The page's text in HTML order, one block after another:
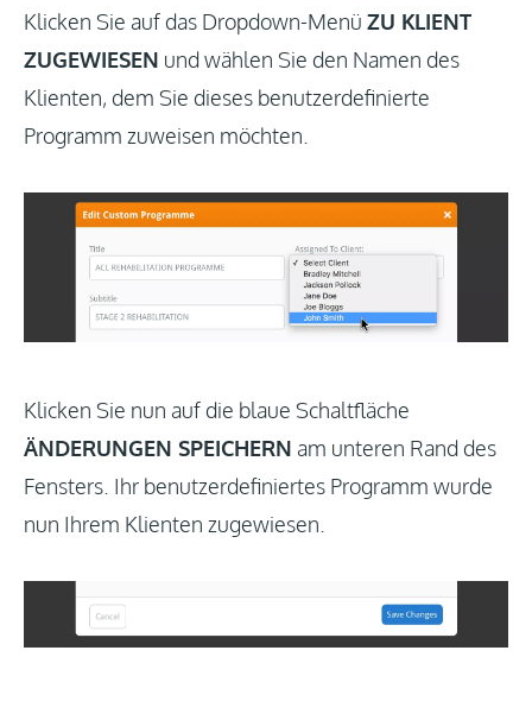
Klicken Sie auf das Dropdown-MenüZU KLIENT
ZUGEWIESEN und wählen Sie den Namen des
Klienten, dem Sie dieses benutzerdefinierte
Programm zuweisen möchten.
Klicken Sie nun auf die blaue Schaltfläche
ÄNDERUNGEN SPEICHERN am unteren Rand des
Fensters. Ihr benutzerdefiniertes Programm wurde
nun Ihrem Klienten zugewiesen.